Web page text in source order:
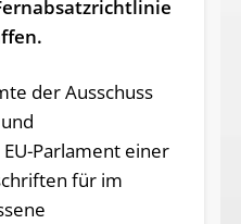
der Ausschuss
Parlament einer
für im